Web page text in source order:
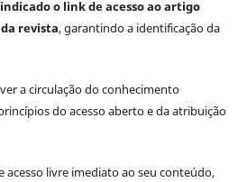
o link de acesso ao artigo
revista, garantindo a identificação da
a circulação do conhecimento
do acesso aberto e da atribuição
acesso livre imediato ao seu conteúdo,